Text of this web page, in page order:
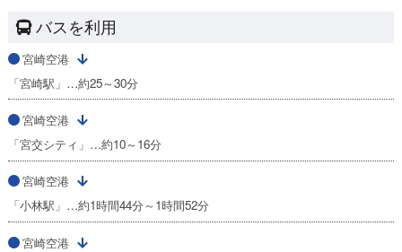
バスを利用
宮崎空港
「宮崎駅」…約25～30分
宮崎空港
「宮交シティ」…約10～16分
宮崎空港
「小林駅」…約1時間44分～1時間52分
宮崎空港